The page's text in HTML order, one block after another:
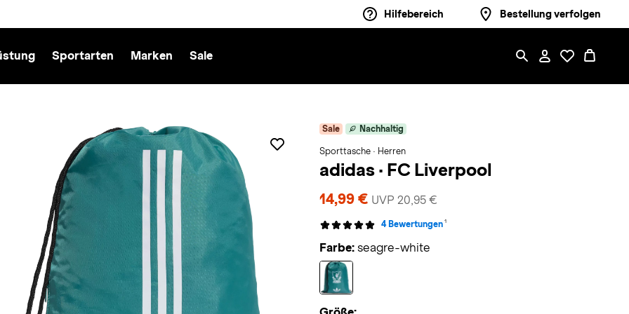
Hilfebereich Bestellung verfolgen
Sportarten Marken Sale
Sale Nachhaltig
Sporttasche · Herren
adidas · FC Liverpool
14,99 € UVP 20,95 €
4 Bewertungen 1
Farbe: seagre-white